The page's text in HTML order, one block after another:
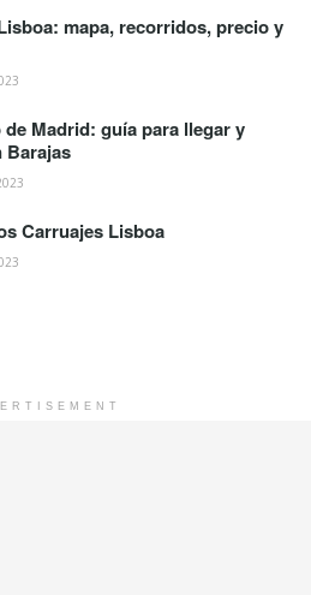
mapa, recorridos, precio y
Madrid: guía para llegar y
Barajas
Carruajes Lisboa